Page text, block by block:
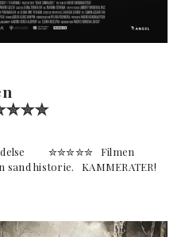
✮✮✮✮✮ Filmen
sand historie. KAMMERATER!